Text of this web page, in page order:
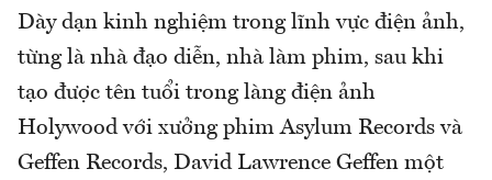
Dày dạn kinh nghiệm trong lĩnh vực điện ảnh,
từng là nhà đạo diễn, nhà làm phim, sau khi
tạo được tên tuổi trong làng điện ảnh
Holywood với xưởng phim Asylum Records và
Geffen Records, David Lawrence Geffen một